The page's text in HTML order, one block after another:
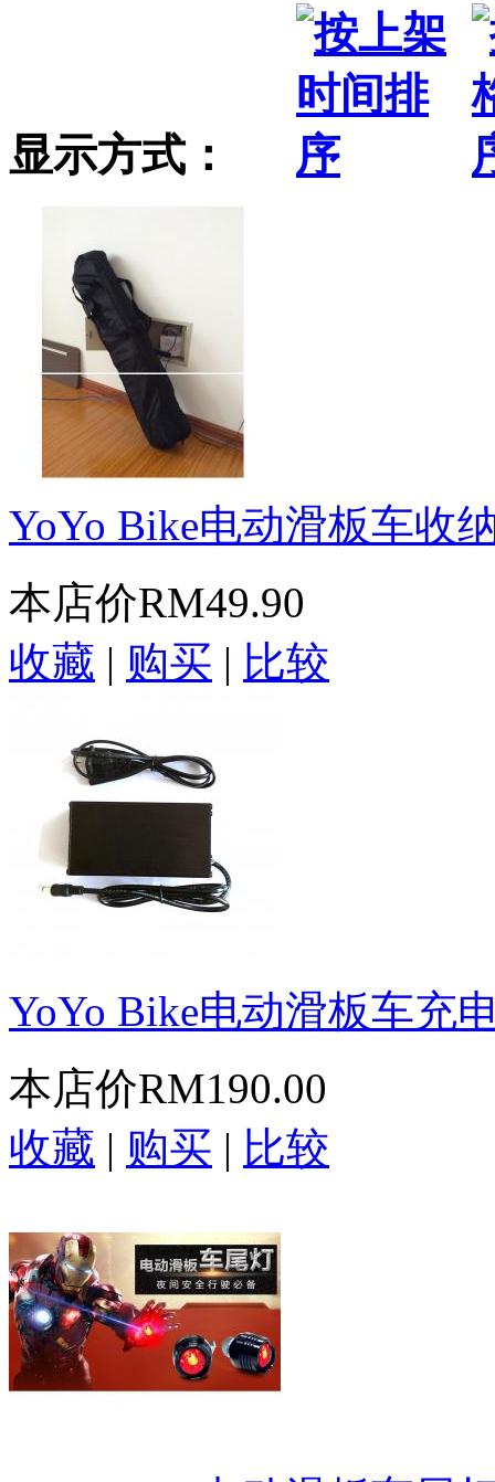
显示方式：
YoYo Bike电动滑板车收
本店价RM49.90
收藏 | 购买 | 比较
YoYo Bike电动滑板车充
本店价RM190.00
收藏 | 购买 | 比较